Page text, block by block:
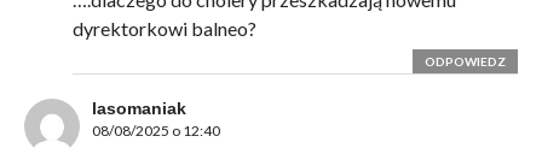
dyrektorkowi balneo?
ODPOWIEDZ
lasomaniak
08/08/2025 o 12:40